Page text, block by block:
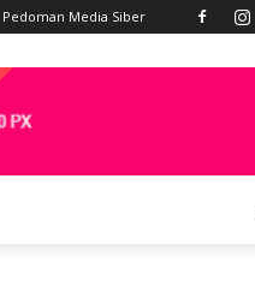
Pedoman Media Siber